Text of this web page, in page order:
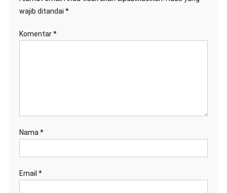
wajib ditandai *
Komentar*
Nama *
Email *